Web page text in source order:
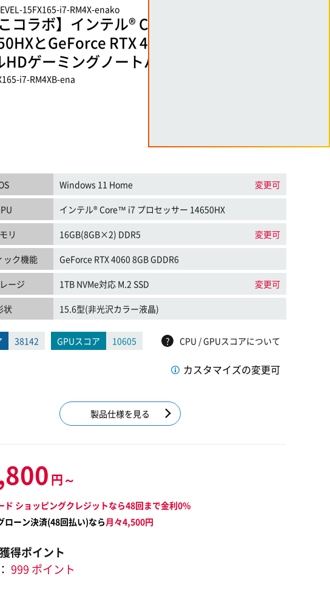
15FX165-i7-RM4X-enako
こコラボ】インテル® Core™ i7 プロセッサ
とGeForce RTX 4060搭載144Hz対応1
ゲーミングノートパソコン
i7-RM4XB-ena
Windows 11 Home 変更可
インテル® Core™ i7 プロセッサー 14650HX
リ 16GB(8GB×2) DDR5 変更可
ック機能 GeForce RTX 4060 8GB GDDR6
ージ 1TB NVMe対応 M.2 SSD 変更可
状 15.6型(非光沢カラー液晶)
38142 GPUスコア 10605 ? CPU / GPUスコアについて
カスタマイズの変更可
製品仕様を見る
円～
ド ショッピングクレジットなら48回まで金利0%
ローン決済(48回払い)なら月々4,500円
得ポイント
999 ポイント